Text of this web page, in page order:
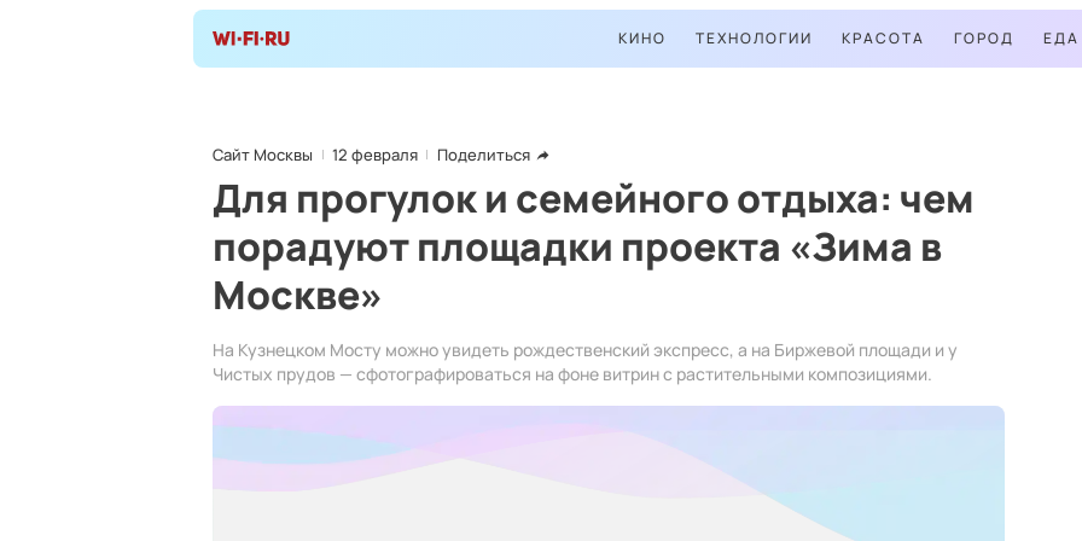
КИНО ТЕХНОЛОГИИ КРАСОТА ГОРОД ЕДА
Сайт Москвы 12 февраля Поделиться
Для прогулок и семейного отдыха: чем
порадуют площадки проекта «Зима в
Москве»
На Кузнецком Мосту можно увидеть рождественский экспресс, а на Биржевой площади и у
Чистых прудов — сфотографироваться на фоне витрин с растительными композициями.